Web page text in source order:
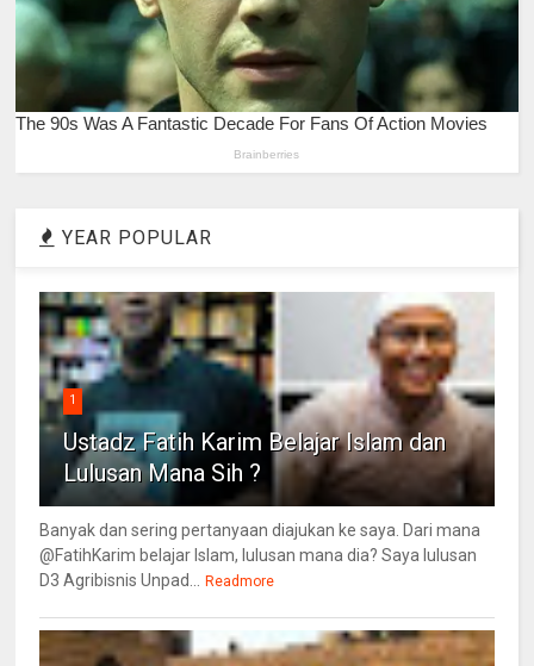
YEAR POPULAR
1
Ustadz Fatih Karim Belajar Islam dan
Lulusan Mana Sih ?
Banyak dan sering pertanyaan diajukan ke saya. Dari mana
@FatihKarim belajar Islam, lulusan mana dia? Saya lulusan
D3 Agribisnis Unpad...
Readmore